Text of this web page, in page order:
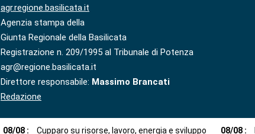
agr.regione.basilicata.it
Agenzia stampa della
Giunta Regionale della Basilicata
Registrazione n. 209/1995 al Tribunale di Potenza
agr@regione.basilicata.it
Direttore responsabile: Massimo Brancati
Redazione
08/08 : Cupparo su risorse, lavoro, energia e sviluppo 08/08 :